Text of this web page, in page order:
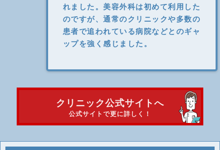
れました。美容外科は初めて利用した
のですが、通常のクリニックや多数の
患者で追われている病院などとのギャ
ップを強く感じました。
クリニック公式サイトへ
公式サイトで更に詳しく！